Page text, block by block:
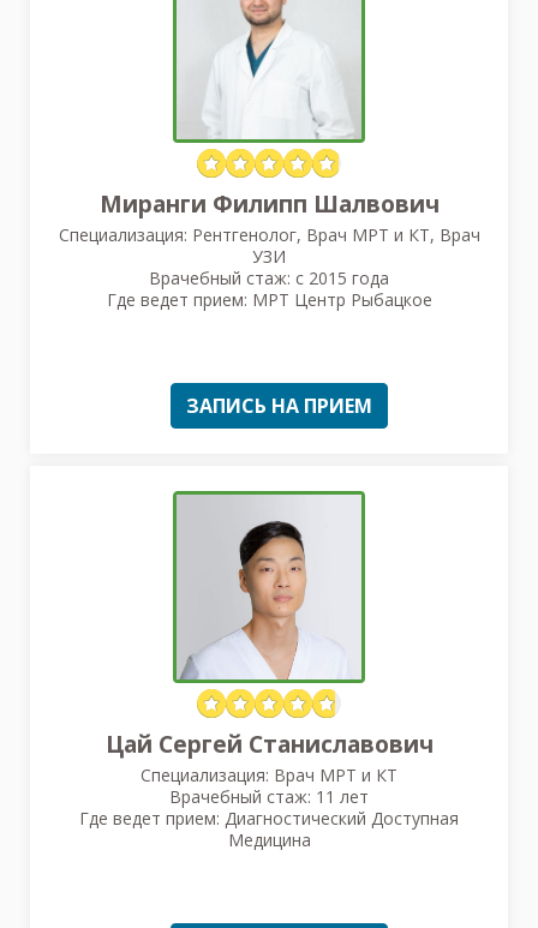
Миранги Филипп Шалвович
Специализация: Рентгенолог, Врач МРТ и КТ, Врач
УЗИ
Врачебный стаж: с 2015 года
Где ведет прием: МРТ Центр Рыбацкое
ЗАПИСЬ НА ПРИЕМ
Цай Сергей Станиславович
Специализация: Врач МРТ и КТ
Врачебный стаж: 11 лет
Где ведет прием: Диагностический Доступная
Медицина